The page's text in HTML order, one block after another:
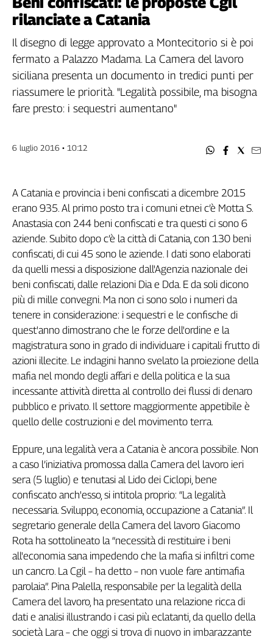
Filcams
Filctem
Fillea
Filt
Fiom
Fisac
Flai
Nidil
Inca
Caaf
Speciali
G8
di
Genova,
il
sangue
ragione
anni
Cgil
Collettiva
Academy
Play
Rubriche
Collettiva
Talk
La
settimana
Collettiva
Sassolino
Linea
Economica
Tech
It
rilanciate a Catania
Il disegno di legge approvato a Montecitorio si è poi
fermato a Palazzo Madama. La Camera del lavoro
siciliana presenta un documento in tredici punti per
riassumere le priorità. "Legalità possibile, ma bisogna
fare presto: i sequestri aumentano"
6 luglio 2016 • 10:12
A Catania e provincia i beni confiscati a dicembre 2015
erano 935. Al primo posto tra i comuni etnei c’è Motta S.
Anastasia con 244 beni confiscati e tra questi ci sono 6
aziende. Subito dopo c’è la città di Catania, con 130 beni
confiscati, di cui 45 sono le aziende. I dati sono elaborati
da quelli messi a disposizione dall'Agenzia nazionale dei
beni confiscati, dalle relazioni Dia e Dda. E da soli dicono
più di mille convegni. Ma non ci sono solo i numeri da
tenere in considerazione: i sequestri e le confische di
quest'anno dimostrano che le forze dell'ordine e la
magistratura sono in grado di individuare i capitali frutto di
azioni illecite. Le indagini hanno svelato la proiezione della
mafia nel mondo degli affari e della politica e la sua
incessante attività diretta al controllo dei flussi di denaro
pubblico e privato. Il settore maggiormente appetibile è
quello delle costruzioni e del movimento terra.
Eppure, una legalità vera a Catania è ancora possibile. Non
a caso l’iniziativa promossa dalla Camera del lavoro ieri
sera (5 luglio) e tenutasi al Lido dei Ciclopi, bene
confiscato anch'esso, si intitola proprio: “La legalità
necessaria. Sviluppo, economia, occupazione a Catania”. Il
segretario generale della Camera del lavoro Giacomo
Rota ha sottolineato la “necessità di restituire i beni
all'economia sana impedendo che la mafia si infiltri come
un cancro. La Cgil – ha detto – non vuole fare antimafia
parolaia”. Pina Palella, responsabile per la legalità della
Camera del lavoro, ha presentato una relazione ricca di
dati e analisi illustrando i casi più eclatanti, da quello della
società Lara – che oggi si trova di nuovo in imbarazzante